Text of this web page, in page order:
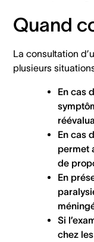
Quand
La consultation
plusieurs
En cas
En cas
permet
de
En
Si
chez